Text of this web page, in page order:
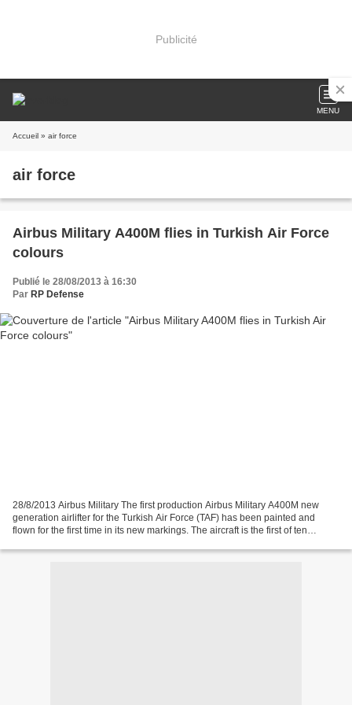
Publicité
MENU
Accueil » air force
air force
Airbus Military A400M flies in Turkish Air Force
colours
Publié le 28/08/2013 à 16:30
Par RP Defense
28/8/2013 Airbus Military The first production Airbus Military A400M new
generation airlifter for the Turkish Air Force (TAF) has been painted and
flown for the first time in its new markings. The aircraft is the first of ten